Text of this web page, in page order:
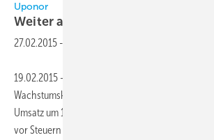
Uponor
Weiter auf
27.02.2015 -
19.02.2015 – Die Uponor Corporation, Vantaa/
Wachstumskurs. Das Unternehmen hat 2014 den
Umsatz um 13 Prozent auf 1,024 Milliarden Euro
vor Steuern ist im Berichtszeitraum um 26,3